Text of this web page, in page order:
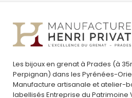
Les bijoux en grenat à Prades (à
Perpignan) dans les Pyrénées-
Manufacture artisanale et atelier-
labellisés Entreprise du Patrimoine